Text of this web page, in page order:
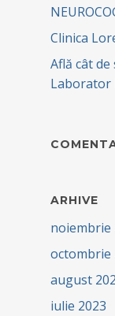
Clinica
Află cât
Laborator
ARHIVE
noiembrie
octombrie
august
iulie 2023